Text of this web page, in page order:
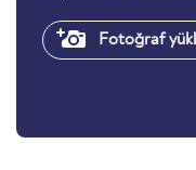
Fotoğraf